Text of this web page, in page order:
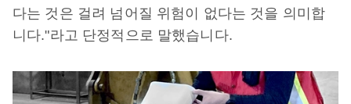
다는 것은 걸려 넘어질 위험이 없다는 것을 의미합
니다."라고 단정적으로 말했습니다.